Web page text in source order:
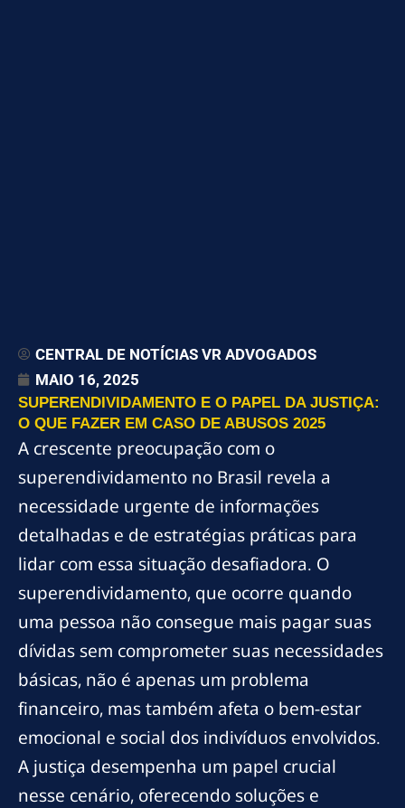
CENTRAL DE NOTÍCIAS VR ADVOGADOS
MAIO 16, 2025
SUPERENDIVIDAMENTO E O PAPEL DA JUSTIÇA:
O QUE FAZER EM CASO DE ABUSOS 2025
A crescente preocupação com o
superendividamento no Brasil revela a
necessidade urgente de informações
detalhadas e de estratégias práticas para
lidar com essa situação desafiadora. O
superendividamento, que ocorre quando
uma pessoa não consegue mais pagar suas
dívidas sem comprometer suas necessidades
básicas, não é apenas um problema
financeiro, mas também afeta o bem-estar
emocional e social dos indivíduos envolvidos.
A justiça desempenha um papel crucial
nesse cenário, oferecendo soluções e